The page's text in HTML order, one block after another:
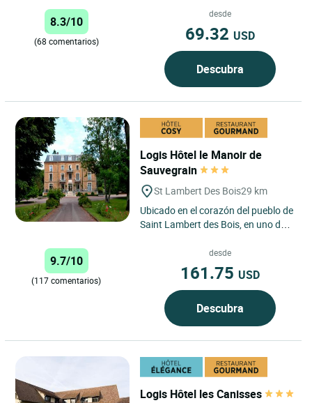
ofrece a sus huéspedes una
8.3/10
(68 comentarios)
desde
69.32 USD
Descubra
Logis Hôtel le Manoir de
Sauvegrain
St Lambert Des Bois29 km
Ubicado en el corazón del pueblo de
Saint Lambert des Bois, en uno de
Natural del Alto...
9.7/10
(117 comentarios)
desde
161.75 USD
Descubra
Logis Hôtel les Canisses